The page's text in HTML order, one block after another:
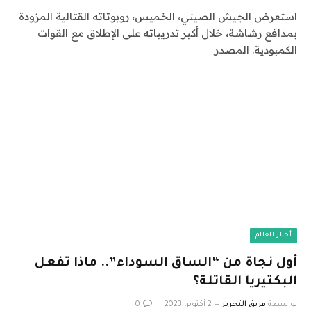
استعرض الجيش الصيني، الخميس، روبوتاته القتالية المزودة
بمدافع رشاشة، خلال أكبر تدريباته على الإطلاق مع القوات
الكمبودية. المصدر
أخبار العالم
أول نجاة من “الساق السوداء”.. ماذا تفعل
البكتيريا القاتلة؟
بواسطة فريق التحرير 2 أكتوبر، 2023 0